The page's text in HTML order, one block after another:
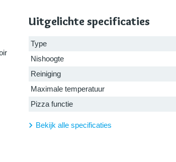
Uitgelichte specificaties
Type
Nishoogte
Reiniging
Maximale temperatuur
Pizza functie
Bekijk alle specificaties